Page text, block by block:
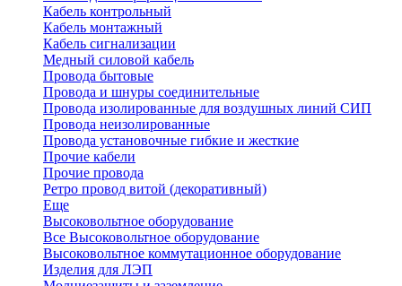
Кабель контрольный
Кабель монтажный
Кабель сигнализации
Медный силовой кабель
Провода бытовые
Провода и шнуры соединительные
Провода изолированные для воздушных линий СИП
Провода неизолированные
Провода установочные гибкие и жесткие
Прочие кабели
Прочие провода
Ретро провод витой (декоративный)
Еще
Высоковольтное оборудование
Все Высоковольтное оборудование
Высоковольтное коммутационное оборудование
Изделия для ЛЭП